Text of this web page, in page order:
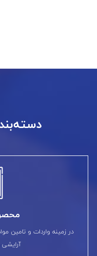
در زمینه واردات و تامین